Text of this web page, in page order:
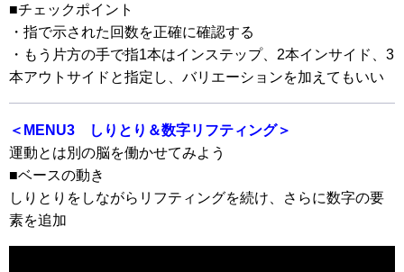
■チェックポイント
・指で示された回数を正確に確認する
・もう片方の手で指1本はインステップ、2本インサイド、3
本アウトサイドと指定し、バリエーションを加えてもいい
＜MENU3 しりとり＆数字リフティング＞
運動とは別の脳を働かせてみよう
■ベースの動き
しりとりをしながらリフティングを続け、さらに数字の要
素を追加